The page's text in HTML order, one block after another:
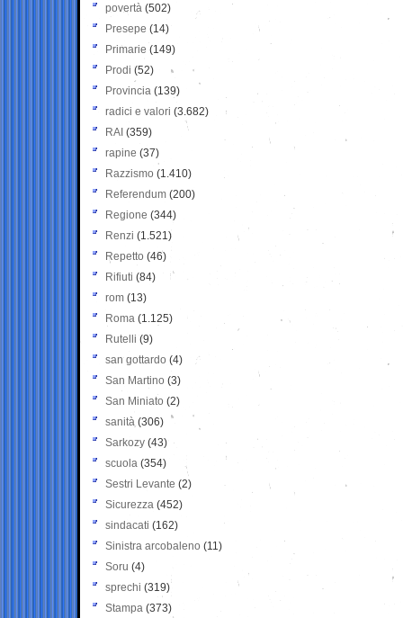
povertà (502)
Presepe (14)
Primarie (149)
Prodi (52)
Provincia (139)
radici e valori (3.682)
RAI (359)
rapine (37)
Razzismo (1.410)
Referendum (200)
Regione (344)
Renzi (1.521)
Repetto (46)
Rifiuti (84)
rom (13)
Roma (1.125)
Rutelli (9)
san gottardo (4)
San Martino (3)
San Miniato (2)
sanità (306)
Sarkozy (43)
scuola (354)
Sestri Levante (2)
Sicurezza (452)
sindacati (162)
Sinistra arcobaleno (11)
Soru (4)
sprechi (319)
Stampa (373)